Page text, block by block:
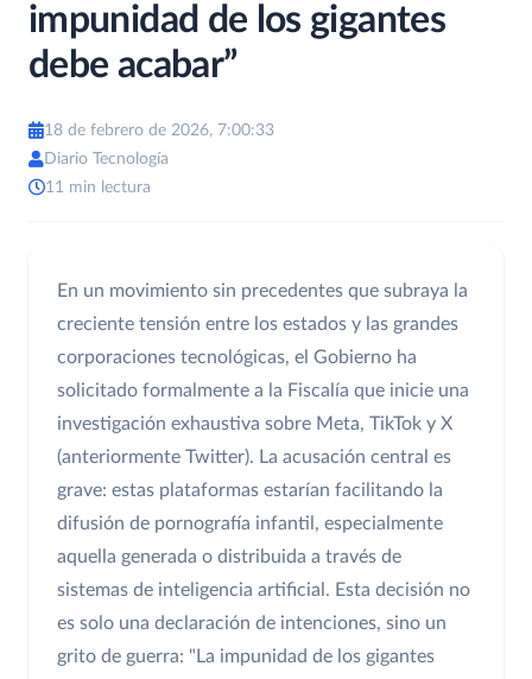
impunidad de los gigantes
debe acabar”
18 de febrero de 2026, 7:00:33
Diario Tecnología
11 min lectura
En un movimiento sin precedentes que subraya la
creciente tensión entre los estados y las grandes
corporaciones tecnológicas, el Gobierno ha
solicitado formalmente a la Fiscalía que inicie una
investigación exhaustiva sobre Meta, TikTok y X
(anteriormente Twitter). La acusación central es
grave: estas plataformas estarían facilitando la
difusión de pornografía infantil, especialmente
aquella generada o distribuida a través de
sistemas de inteligencia artificial. Esta decisión no
es solo una declaración de intenciones, sino un
grito de guerra: "La impunidad de los gigantes